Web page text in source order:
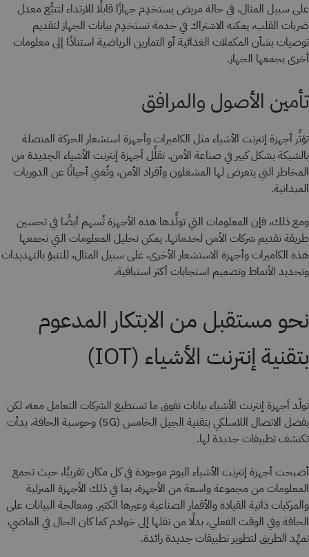
على سبيل المثال، في حالة مريض يستخدِم جهازًا قابلًا للارتداء لتتبُّع معدل
ضربات القلب، يمكنه الاشتراك في خدمة تستخدِم بيانات الجهاز لتقديم
توصيات بشأن المكملات الغذائية أو التمارين الرياضية استنادًا إلى معلومات
أخرى يجمعها الجهاز.
تأمين الأصول والمرافق
تؤثِّر أجهزة إنترنت الأشياء مثل الكاميرات وأجهزة استشعار الحركة المتصلة
بالشبكة بشكل كبير في صناعة الأمن. تقلِّل أجهزة إنترنت الأشياء الجديدة من
المخاطر التي يتعرض لها المشغلون وأفراد الأمن، وتُغني أحيانًا عن الدوريات
الميدانية.
ومع ذلك، فإن المعلومات التي تولِّدها هذه الأجهزة تُسهم أيضًا في تحسين
طريقة تقديم شركات الأمن لخدماتها. يمكن تحليل المعلومات التي تجمعها
هذه الكاميرات وأجهزة الاستشعار الأخرى، على سبيل المثال، للتنبؤ بالتهديدات
وتحديد الأنماط وتصميم استجابات أكثر استباقية.
نحو مستقبل من الابتكار المدعوم
بتقنية إنترنت الأشياء (IOT)
تولّد أجهزة إنترنت الأشياء بيانات تفوق ما تستطيع الشركات التعامل معه، لكن
بفضل الاتصال اللاسلكي بتقنية الجيل الخامس (5G) وحوسبة الحافة، بدأت
تكتشف تطبيقات جديدة لها.
أصبحت أجهزة إنترنت الأشياء اليوم موجودة في كل مكان تقريبًا، حيث تجمع
المعلومات من مجموعة واسعة من الأجهزة، بما في ذلك الأجهزة المنزلية
والمركبات ذاتية القيادة والأقمار الصناعية وغيرها الكثير. ومعالجة البيانات على
الحافة وفي الوقت الفعلي، بدلًا من نقلها إلى خوادم كما كان الحال في الماضي،
تمهِّد الطريق لتطوير تطبيقات جديدة رائدة.